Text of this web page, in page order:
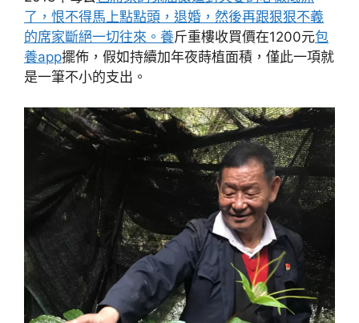
了，恨不得馬上點點頭，退婚，然後再跟狠狠不義
的席家斷絕一切往來。養斤重樓收買價在1200元包
養app擺佈，假如持續加年夜蒔植面積，僅此一項就
是一筆不小的支出。